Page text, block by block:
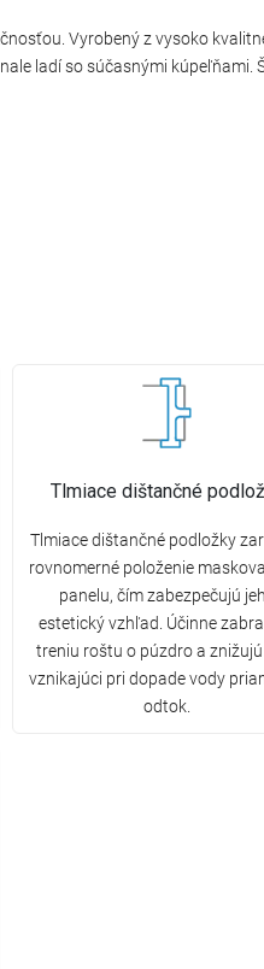
Vyrobený z vysoko
ladí so súčasnými kúpeľňami.
Tlmiace dištančné
Tlmiace dištančné podložky
rovnomerné položenie
panelu, čím zabezpečujú
estetický vzhľad. Účinne
treniu roštu o púzdro a
vznikajúci pri dopade vody
odtok.